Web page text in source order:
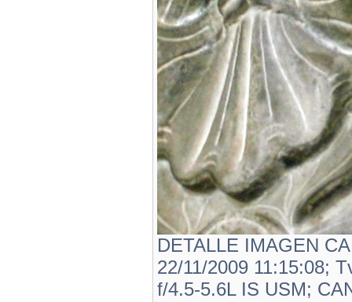
DETALLE IMAGEN
22/11/2009 11:15:08;
f/4.5-5.6L IS USM;